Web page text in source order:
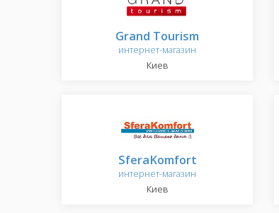
Grand Tourism
интернет-магазин
Киев
SferaKomfort
интернет-магазин
Киев